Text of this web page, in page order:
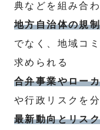
典などを組み合
地方自治体の規
でなく、地域コ
求められる
合弁事業やロー
や行政リスクを
最新動向とリス